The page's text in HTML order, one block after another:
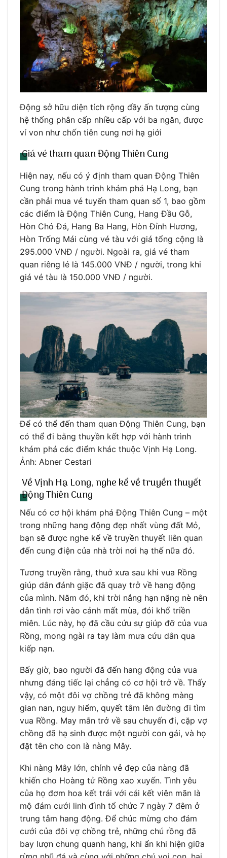
Động sở hữu diện tích rộng đầy ấn tượng cùng
hệ thống phân cấp nhiều cấp với ba ngăn, được
ví von như chốn tiên cung nơi hạ giới
Giá vé tham quan Động Thiên Cung
Hiện nay, nếu có ý định tham quan Động Thiên
Cung trong hành trình khám phá Hạ Long, bạn
cần phải mua vé tuyến tham quan số 1, bao gồm
các điểm là Động Thiên Cung, Hang Đầu Gỗ,
Hòn Chó Đá, Hang Ba Hang, Hòn Đỉnh Hương,
Hòn Trống Mái cùng vé tàu với giá tổng cộng là
295.000 VNĐ / người. Ngoài ra, giá vé tham
quan riêng lẻ là 145.000 VNĐ / người, trong khi
giá vé tàu là 150.000 VNĐ / người.
Để có thể đến tham quan Động Thiên Cung, bạn
có thể đi bằng thuyền kết hợp với hành trình
khám phá các điểm khác thuộc Vịnh Hạ Long.
Ảnh: Abner Cestari
Về Vịnh Hạ Long, nghe kể về truyền thuyết
Động Thiên Cung
Nếu có cơ hội khám phá Động Thiên Cung – một
trong những hang động đẹp nhất vùng đất Mỏ,
bạn sẽ được nghe kể về truyền thuyết liên quan
đến cung điện của nhà trời nơi hạ thế nữa đó.
Tương truyền rằng, thuở xưa sau khi vua Rồng
giúp dân đánh giặc đã quay trở về hang động
của mình. Năm đó, khi trời nắng hạn nặng nè nên
dân tình rơi vào cảnh mất mùa, đói khổ triền
miên. Lúc này, họ đã cầu cứu sự giúp đỡ của vua
Rồng, mong ngài ra tay làm mưa cứu dân qua
kiếp nạn.
Bấy giờ, bao người đã đến hang động của vua
nhưng đáng tiếc lại chẳng có cơ hội trở về. Thấy
vậy, có một đôi vợ chồng trẻ đã không màng
gian nan, nguy hiểm, quyết tâm lên đường đi tìm
vua Rồng. May mắn trở về sau chuyến đi, cặp vợ
chồng đã hạ sinh được một người con gái, và họ
đặt tên cho con là nàng Mây.
Khi nàng Mây lớn, chính vẻ đẹp của nàng đã
khiến cho Hoàng tử Rồng xao xuyến. Tình yêu
của họ đơm hoa kết trái với cái kết viên mãn là
mộ đám cưới linh đình tổ chức 7 ngày 7 đêm ở
trung tâm hang động. Để chúc mừng cho đám
cưới của đôi vợ chồng trẻ, những chú rồng đã
bay lượn chung quanh hang, khi ẩn khi hiện giữa